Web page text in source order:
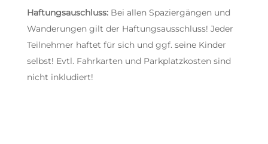
Haftungsauschluss:Bei allen Spaziergängen und
Wanderungen gilt der Haftungsausschluss! Jeder
Teilnehmer haftet für sich und ggf. seine Kinder
selbst! Evtl. Fahrkarten und Parkplatzkosten sind
nicht inkludiert!